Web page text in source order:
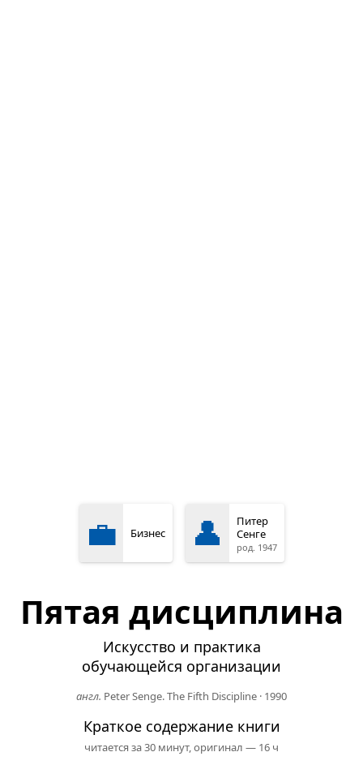
💼 Бизнес 👤
Питер
Сенге
род. 1947
Пятая дисциплина
Искусство и практика
обучающейся организации
англ. Peter Senge. The Fifth Discipline · 1990
Краткое содержание книги
читается за 30 минут, оригинал — 16 ч